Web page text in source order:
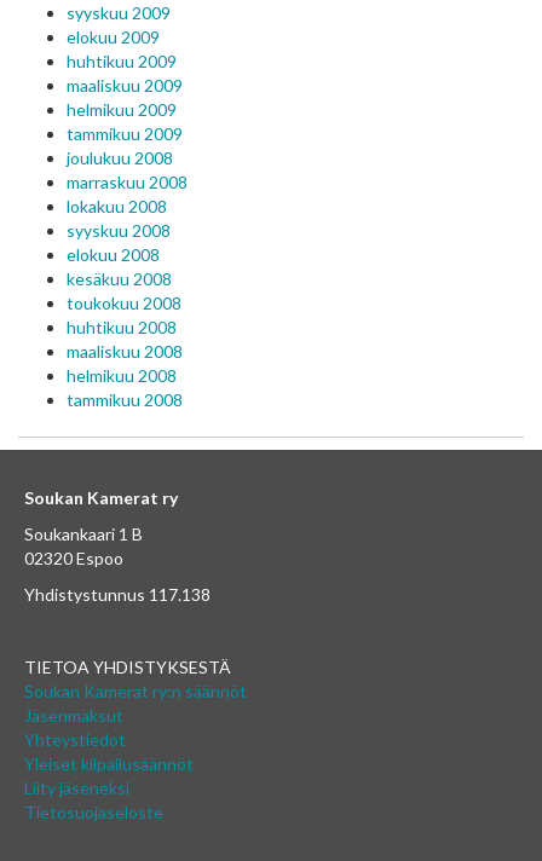
syyskuu 2009
elokuu 2009
huhtikuu 2009
maaliskuu 2009
helmikuu 2009
tammikuu 2009
joulukuu 2008
marraskuu 2008
lokakuu 2008
syyskuu 2008
elokuu 2008
kesäkuu 2008
toukokuu 2008
huhtikuu 2008
maaliskuu 2008
helmikuu 2008
tammikuu 2008
Soukan Kamerat ry
Soukankaari 1 B
02320 Espoo
Yhdistystunnus 117.138
TIETOA YHDISTYKSESTÄ
Soukan Kamerat ry:n säännöt
Jäsenmaksut
Yhteystiedot
Yleiset kilpailusäännöt
Liity jäseneksi
Tietosuojaseloste